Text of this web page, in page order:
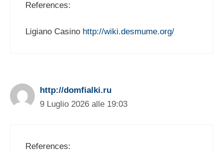
References:
Ligiano Casino http://wiki.desmume.org/
http://domfialki.ru
9 Luglio 2026 alle 19:03
References: